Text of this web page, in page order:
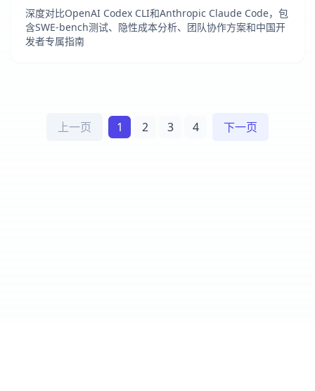
深度对比OpenAI Codex CLI和Anthropic Claude Code，包
含SWE-bench测试、隐性成本分析、团队协作方案和中国开
发者专属指南
上一页 1 2 3 4 下一页